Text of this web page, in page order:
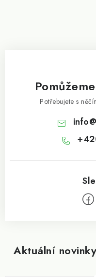
Aktuální
Potřebujete s
info@